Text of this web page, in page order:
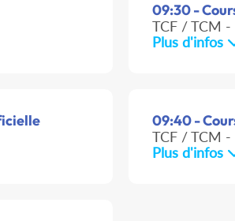
09:30 -
TCF / TCM -
Plus d'infos
09:40 -
TCF / TCM -
Plus d'infos